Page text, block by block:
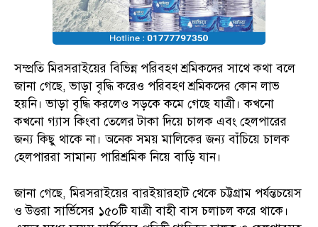
সম্প্রতি মিরসরাইয়ের বিভিন্ন পরিবহণ শ্রমিকদের সাথে কথা বলে
জানা গেছে, ভাড়া বৃদ্ধি করেও পরিবহণ শ্রমিকদের কোন লাভ
হয়নি। ভাড়া বৃদ্ধি করলেও সড়কে কমে গেছে যাত্রী। কখনো
কখনো গ্যাস কিংবা তেলের টাকা দিয়ে চালক এবং হেলপারের
জন্য কিছু থাকে না। অনেক সময় মালিকের জন্য বাঁচিয়ে চালক
হেলপাররা সামান্য পারিশ্রমিক নিয়ে বাড়ি যান।
জানা গেছে, মিরসরাইয়ের বারইয়ারহাট থেকে চট্টগ্রাম পর্যন্তচয়েস
ও উত্তরা সার্ভিসের ১৫০টি যাত্রী বাহী বাস চলাচল করে থাকে।